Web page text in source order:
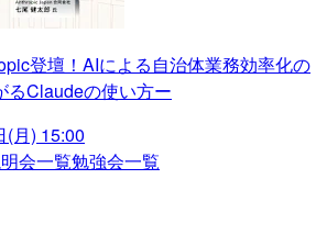
登壇！AIによる自治体業務効率化の
るClaudeの使い方ー
(月) 15:00
会一覧勉強会一覧